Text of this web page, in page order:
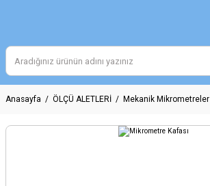
Anasayfa ÖLÇÜ ALETLERİ Mekanik Mikrometreler